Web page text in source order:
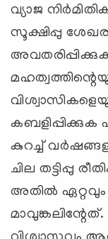
വ്യാജ നിര്
സൂക്ഷിപ്പു
കുറച്ച് വര്
ചില തട്ടിപ്പു
അതില്
മാവുങ്കലിന്റേത്.